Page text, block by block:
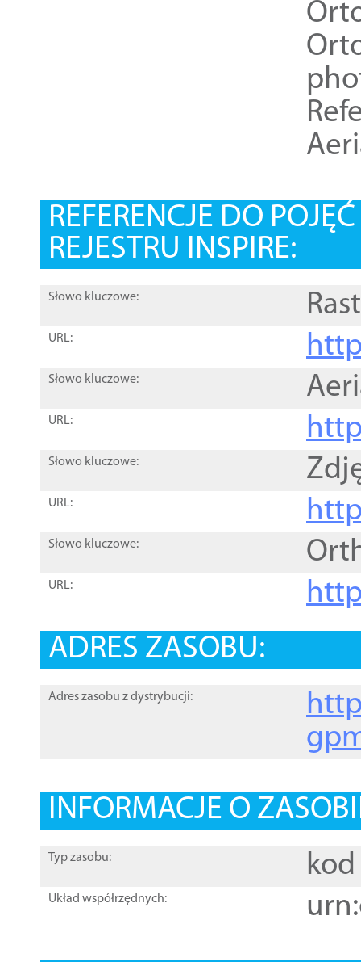
REFERENCJE DO
REJESTRU INSPIRE:
Słowo kluczowe:
URL:
Słowo kluczowe:
URL:
Słowo kluczowe:
URL:
Słowo kluczowe:
URL:
ADRES ZASOBU:
Adres zasobu z dystrybucji:
INFORMACJE O
Typ zasobu: kod
Układ współrzędnych: